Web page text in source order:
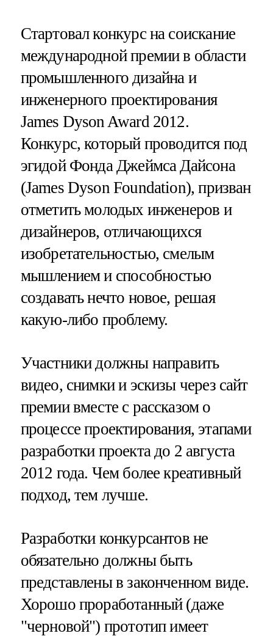
Cтартовал конкурс на соискание
международной премии в области
промышленного дизайна и
инженерного проектирования
James Dyson Award 2012.
Конкурс, который проводится под
эгидой Фонда Джеймса Дайсона
(James Dyson Foundation), призван
отметить молодых инженеров и
дизайнеров, отличающихся
изобретательностью, смелым
мышлением и способностью
создавать нечто новое, решая
какую-либо проблему.
Участники должны направить
видео, снимки и эскизы через сайт
премии вместе с рассказом о
процессе проектирования, этапами
разработки проекта до 2 августа
2012 года. Чем более креативный
подход, тем лучше.
Разработки конкурсантов не
обязательно должны быть
представлены в законченном виде.
Хорошо проработанный (даже
"черновой") прототип имеет